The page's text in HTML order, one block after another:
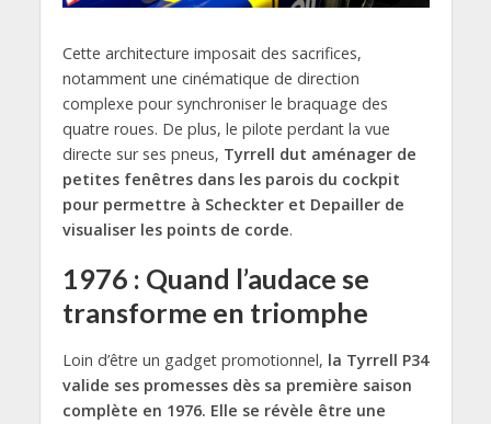
Cette architecture imposait des sacrifices,
notamment une cinématique de direction
complexe pour synchroniser le braquage des
quatre roues. De plus, le pilote perdant la vue
directe sur ses pneus, Tyrrell dut aménager de
petites fenêtres dans les parois du cockpit
pour permettre à Scheckter et Depailler de
visualiser les points de corde.
1976 : Quand l’audace se
transforme en triomphe
Loin d’être un gadget promotionnel, la Tyrrell P34
valide ses promesses dès sa première saison
complète en 1976. Elle se révèle être une